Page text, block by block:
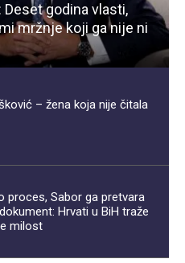
godina vlasti,
mržnje koji ga nije ni
– žena koja nije čitala
proces, Sabor ga pretvara
Hrvati u BiH traže
milost